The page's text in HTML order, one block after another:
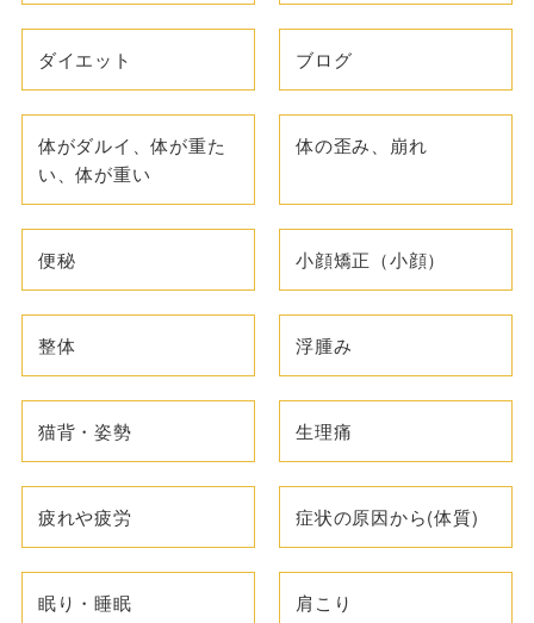
ダイエット ブログ
体がダルイ、体が重た
い、体が重い
体の歪み、崩れ
便秘 小顔矯正（小顔）
整体 浮腫み
猫背・姿勢 生理痛
疲れや疲労 症状の原因から(体質)
眠り・睡眠 肩こり